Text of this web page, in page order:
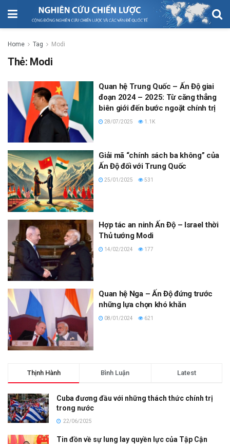
Home Tag Modi
Thẻ: Modi
Quan hệ Trung Quốc – Ấn Độ giai
đoạn 2024 – 2025: Từ căng thẳng
biên giới đến bước ngoặt chính trị
28/07/2025 1.1K
Giải mã “chính sách ba không” của
Ấn Độ đối với Trung Quốc
25/01/2025 531
Hợp tác an ninh Ấn Độ – Israel thời
Thủ tướng Modi
14/02/2024 177
Quan hệ Nga – Ấn Độ đứng trước
những lựa chọn khó khăn
08/01/2024 621
Thịnh Hành Bình Luận Latest
Cuba đương đầu với những thách thức chính trị
trong nước
22/06/2025
Tin đồn về sự lung lay quyền lực của Tập Cận